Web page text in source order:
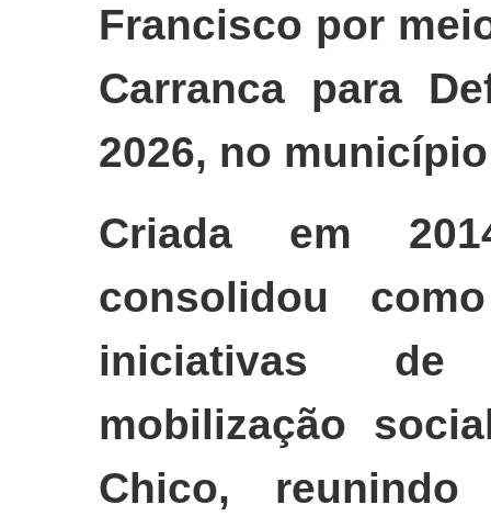
Francisco por
Carranca para
2026, no
Criada em
consolidou
iniciativas de
mobilização
Chico, reunindo